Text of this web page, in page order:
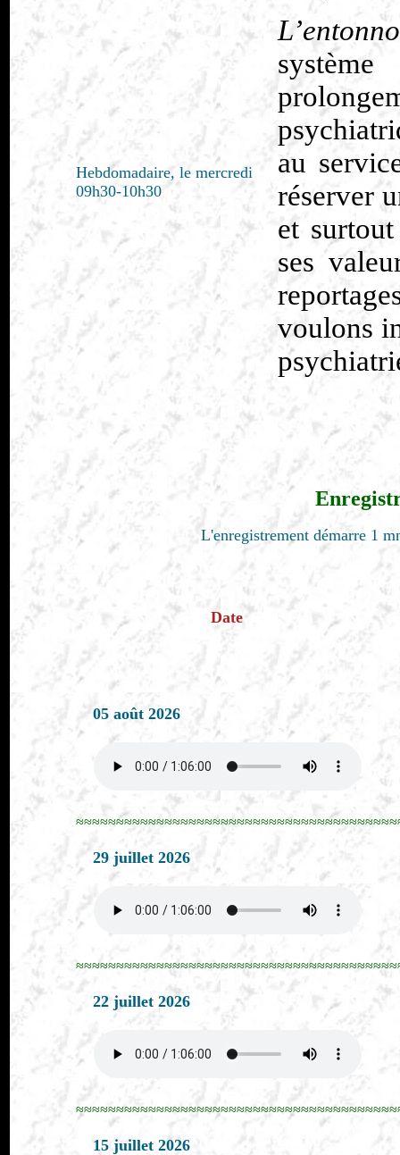
au
réserver
et
ses
voulons
Hebdomadaire, le mercredi
09h30-10h30
L'enregistrement démarre 1
Date
05 août 2026
29 juillet 2026
22 juillet 2026
15 juillet 2026